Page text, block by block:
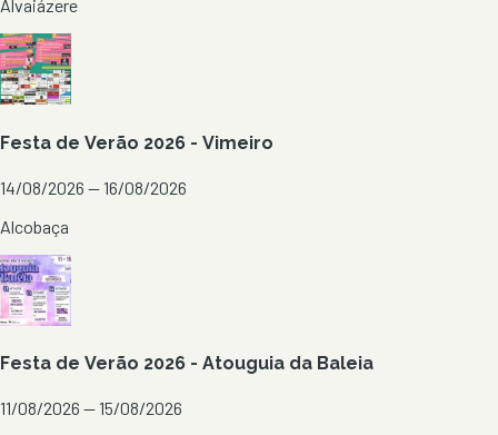
Alvaiázere
Festa de Verão 2026 - Vimeiro
14/08/2026 — 16/08/2026
Alcobaça
Festa de Verão 2026 - Atouguia da Baleia
11/08/2026 — 15/08/2026